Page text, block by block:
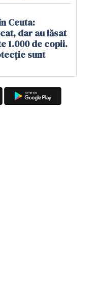
Ceuta:
dar au lăsat
1.000 de copii.
sunt